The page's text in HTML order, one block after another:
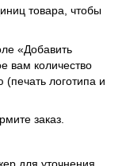
товара, чтобы
«Добавить
вам количество
логотипа и
заказ.
для уточнения